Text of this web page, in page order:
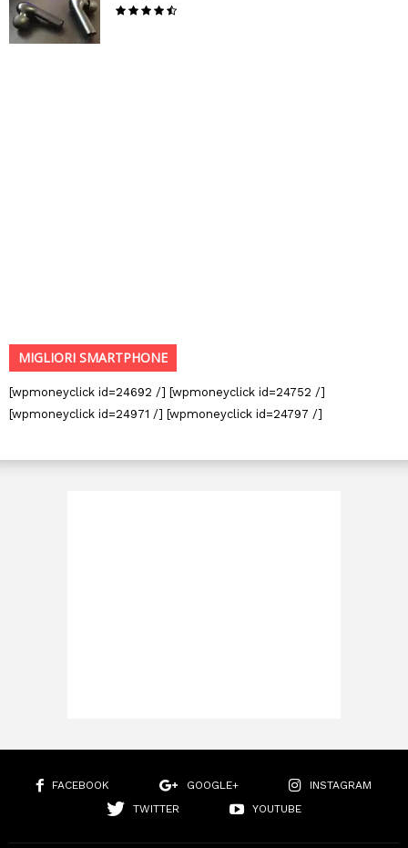
MIGLIORI SMARTPHONE
[wpmoneyclick id=24692 /] [wpmoneyclick id=24752 /]
[wpmoneyclick id=24971 /] [wpmoneyclick id=24797 /]
FACEBOOK GOOGLE+
INSTAGRAM
TWITTER
YOUTUBE